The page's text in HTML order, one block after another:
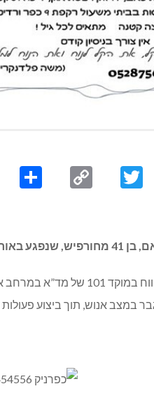
Twitter
Copy
לגליל בנהריה:
גבר במצב אנוש, תוך ביצוע